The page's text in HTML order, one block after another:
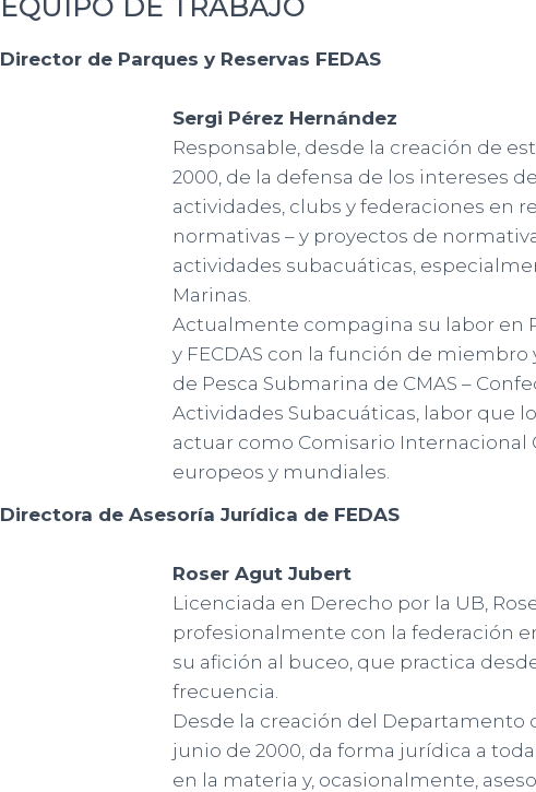
EQUIPO DE TRABAJO
Director de Parques y Reservas FEDAS
Sergi Pérez Hernández
Responsable, desde la creación de
2000, de la defensa de los intereses
actividades, clubs y federaciones en
normativas – y proyectos de
actividades subacuáticas,
Marinas.
Actualmente compagina su labor en
y FECDAS con la función de miembro
de Pesca Submarina de CMAS –
Actividades Subacuáticas, labor que
actuar como Comisario Internacional
europeos y mundiales.
Directora de Asesoría Jurídica de FEDAS
Roser Agut Jubert
Licenciada en Derecho por la UB,
profesionalmente con la federación
su afición al buceo, que practica
frecuencia.
Desde la creación del Departamento
junio de 2000, da forma jurídica a
en la materia y, ocasionalmente,